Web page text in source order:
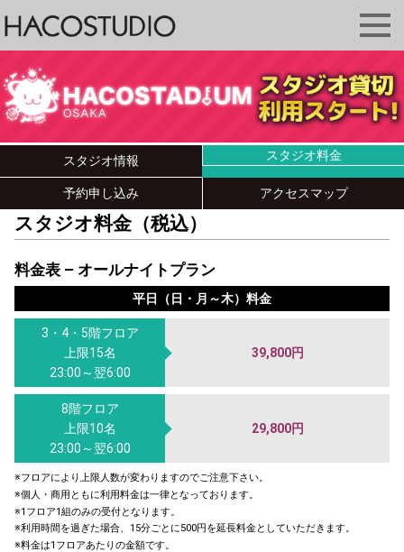
スタジオ情報 スタジオ料金
予約申し込み アクセスマップ
スタジオ料金（税込）
料金表 – オールナイトプラン
平日（日・月～木）料金
3・4・5階フロア
上限15名
23:00～翌6:00
39,800円
8階フロア
上限10名
23:00～翌6:00
29,800円
※フロアにより上限人数が変わりますのでご注意下さい。
※個人・商用ともに利用料金は一律となっております。
※1フロア1組のみの受付となります。
※利用時間を過ぎた場合、15分ごとに500円を延長料金としていただきます。
※料金は1フロアあたりの金額です。